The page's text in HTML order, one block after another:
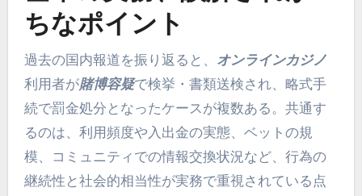
ちなポイント
過去の国内報道を振り返ると、 オンラインカジノ
利用者が賭博容疑で検挙・書類送検され、略式手
続で罰金処分となったケースが複数ある。共通す
るのは、利用頻度や入出金の実態、ベットの規
模、コミュニティでの情報交換状況など、行為の
継続性と社会的相当性が実務で重視されている点